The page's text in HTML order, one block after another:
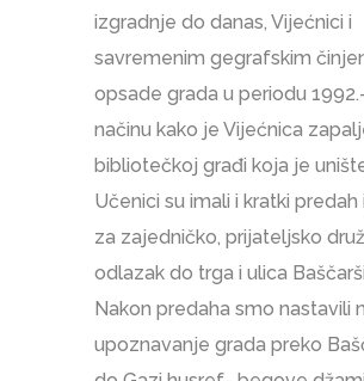
izgradnje do danas, Vijećnici i
savremenim gegrafskim
opsade grada u periodu
načinu kako je Vijećnica
bibliotečkoj građi koja je
Učenici su imali i kratki predah
za zajedničko, prijateljsko
odlazak do trga i ulica
Nakon predaha smo nastavili
upoznavanje grada preko